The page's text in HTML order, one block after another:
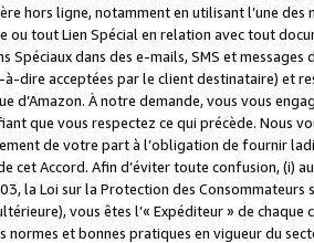
hors ligne, notamment en utilisant l’une
ou tout Lien Spécial en relation avec tout
Spéciaux dans des e-mails, SMS et
dire acceptées par le client destinataire) et
d’Amazon. À notre demande, vous vous
que vous respectez ce qui précède. Nous
de votre part à l’obligation de fournir
cet Accord. Afin d’éviter toute confusion, (i)
la Loi sur la Protection des
vous êtes l’« Expéditeur » de
normes et bonnes pratiques en vigueur du